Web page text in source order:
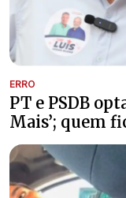
ERRO
PT e PSDB
Mais’; quem